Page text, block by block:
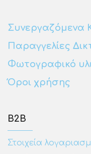
Συνεργαζόμενα
Παραγγελίες
Φωτογραφικό
Όροι χρήσης
Β2Β
Στοιχεία